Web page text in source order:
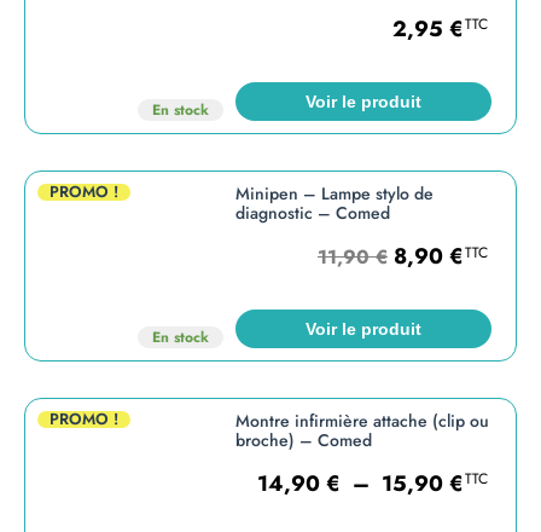
En stock
2,95 €TTC
Voir le produit
PROMO !
En stock
Minipen – Lampe stylo de
diagnostic – Comed
11,90€ 8,90€TTC
Voir le produit
PROMO !
Montre infirmière attache (clip ou
broche) – Comed
14,90€ – 15,90€TTC